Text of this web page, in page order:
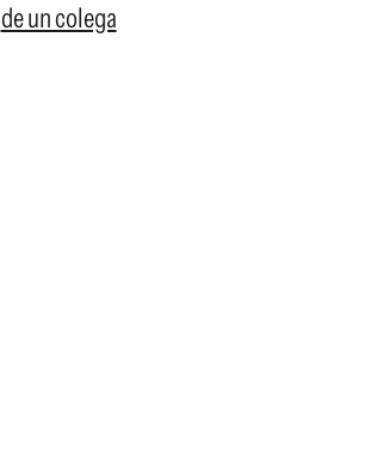
de un colega